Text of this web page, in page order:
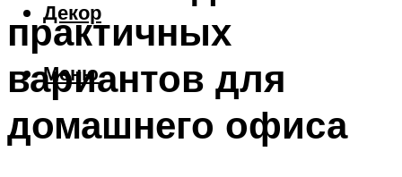
Декор
Меню
практичных
вариантов для
домашнего офиса